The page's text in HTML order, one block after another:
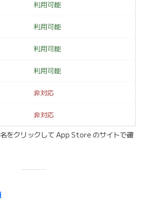
利用可能
利用可能
利用可能
利用可能
非対応
非対応
をクリックして App Store のサイトで確